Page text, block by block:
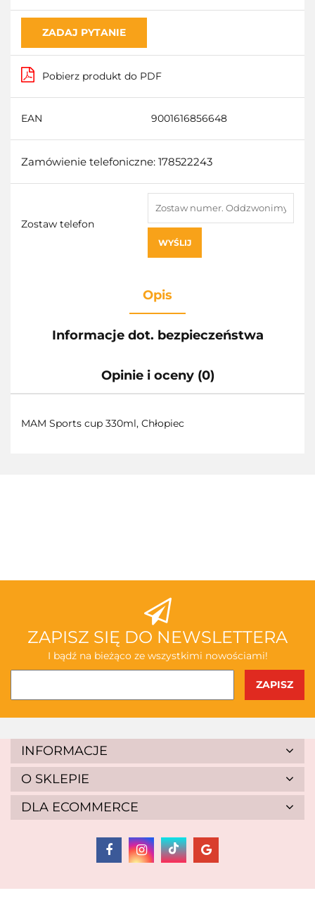
ZADAJ PYTANIE
Pobierz produkt do PDF
EAN 9001616856648
Zamówienie telefoniczne: 178522243
Zostaw telefon
WYŚLIJ
Opis
Informacje dot. bezpieczeństwa
Opinie i oceny (0)
MAM Sports cup 330ml, Chłopiec
ABAKUS
AKSJOMAT
ALBIS
ZAPISZ SIĘ DO NEWSLETTERA
I bądź na bieżąco ze wszystkimi nowościami!
INFORMACJE
O SKLEPIE
DLA ECOMMERCE